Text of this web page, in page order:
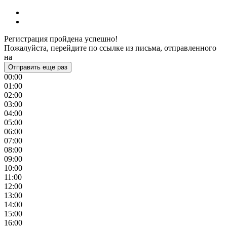
Регистрация пройдена успешно!
Пожалуйста, перейдите по ссылке из письма, отправленного
на
Отправить еще раз
00:00
01:00
02:00
03:00
04:00
05:00
06:00
07:00
08:00
09:00
10:00
11:00
12:00
13:00
14:00
15:00
16:00